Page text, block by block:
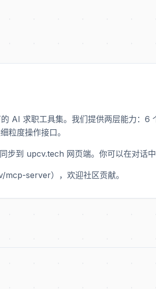
AI 求职工具集。我们提供两层能力：6
粒度操作接口。
步到 upcv.tech 网页端。你可以在对话
server），欢迎社区贡献。